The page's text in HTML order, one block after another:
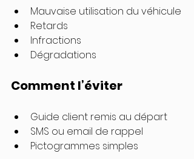
Mauvaise utilisation du véhicule
Retards
Infractions
Dégradations
Comment l’éviter
Guide client remis au départ
SMS ou email de rappel
Pictogrammes simples